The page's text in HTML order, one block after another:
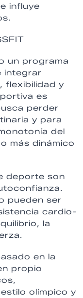
influye
un programa
integrar
flexibilidad y
es
perder
y para
del
más dinámico
deporte son
pueden ser
cardio-
la
en la
propio
olímpico y